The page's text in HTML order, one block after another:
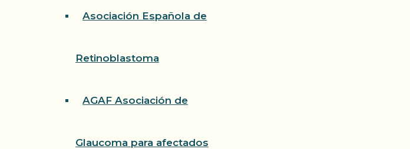
Asociación Española de
Retinoblastoma
AGAF Asociación de
Glaucoma para afectados